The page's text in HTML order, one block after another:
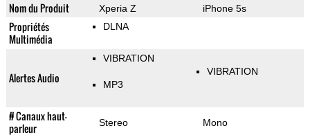
Nom du Produit Xperia Z iPhone 5s
Propriétés
Multimédia
DLNA
Alertes Audio
VIBRATION
MP3
VIBRATION
# Canaux haut-
parleur
Stereo Mono